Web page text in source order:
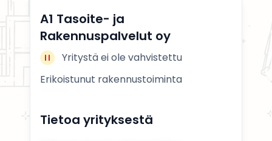
A1 Tasoite- ja
Rakennuspalvelut oy
Yritystä ei ole vahvistettu
Erikoistunut rakennustoiminta
Tietoa yrityksestä